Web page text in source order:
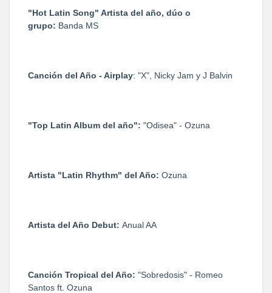
"Hot Latin Song" Artista del año, dúo o
grupo: Banda MS
Canción del Año - Airplay: "X", Nicky Jam y J Balvin
"Top Latin Album del año": "Odisea" - Ozuna
Artista "Latin Rhythm" del Año: ​Ozuna
Artista del Año Debut: Anual AA
Canción Tropical del Año: "Sobredosis" - Romeo
Santos ft. Ozuna